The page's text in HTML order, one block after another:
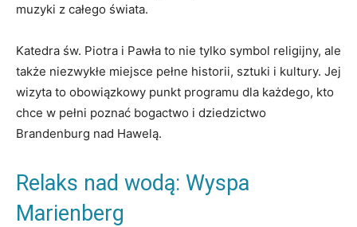
muzyki z całego świata.
Katedra św. Piotra i Pawła to nie tylko symbol religijny, ale
także niezwykłe miejsce pełne historii, sztuki i kultury. Jej
wizyta to obowiązkowy punkt programu dla każdego, kto
chce w pełni poznać bogactwo i dziedzictwo
Brandenburg nad Hawelą.
Relaks nad wodą: Wyspa
Marienberg